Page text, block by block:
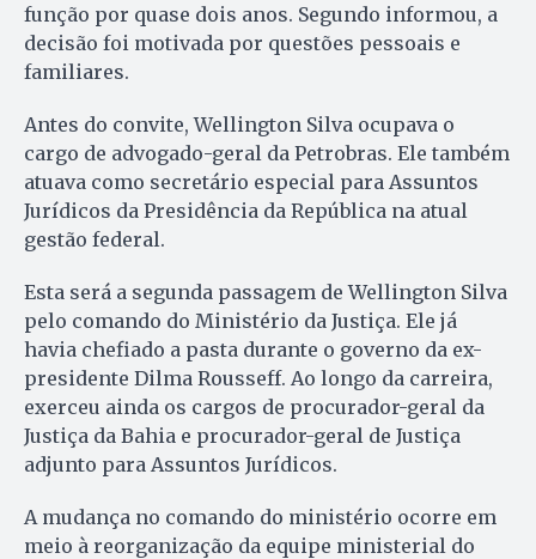
função por quase dois anos. Segundo informou, a
decisão foi motivada por questões pessoais e
familiares.
Antes do convite, Wellington Silva ocupava o
cargo de advogado-geral da Petrobras. Ele também
atuava como secretário especial para Assuntos
Jurídicos da Presidência da República na atual
gestão federal.
Esta será a segunda passagem de Wellington Silva
pelo comando do Ministério da Justiça. Ele já
havia chefiado a pasta durante o governo da ex-
presidente Dilma Rousseff. Ao longo da carreira,
exerceu ainda os cargos de procurador-geral da
Justiça da Bahia e procurador-geral de Justiça
adjunto para Assuntos Jurídicos.
A mudança no comando do ministério ocorre em
meio à reorganização da equipe ministerial do